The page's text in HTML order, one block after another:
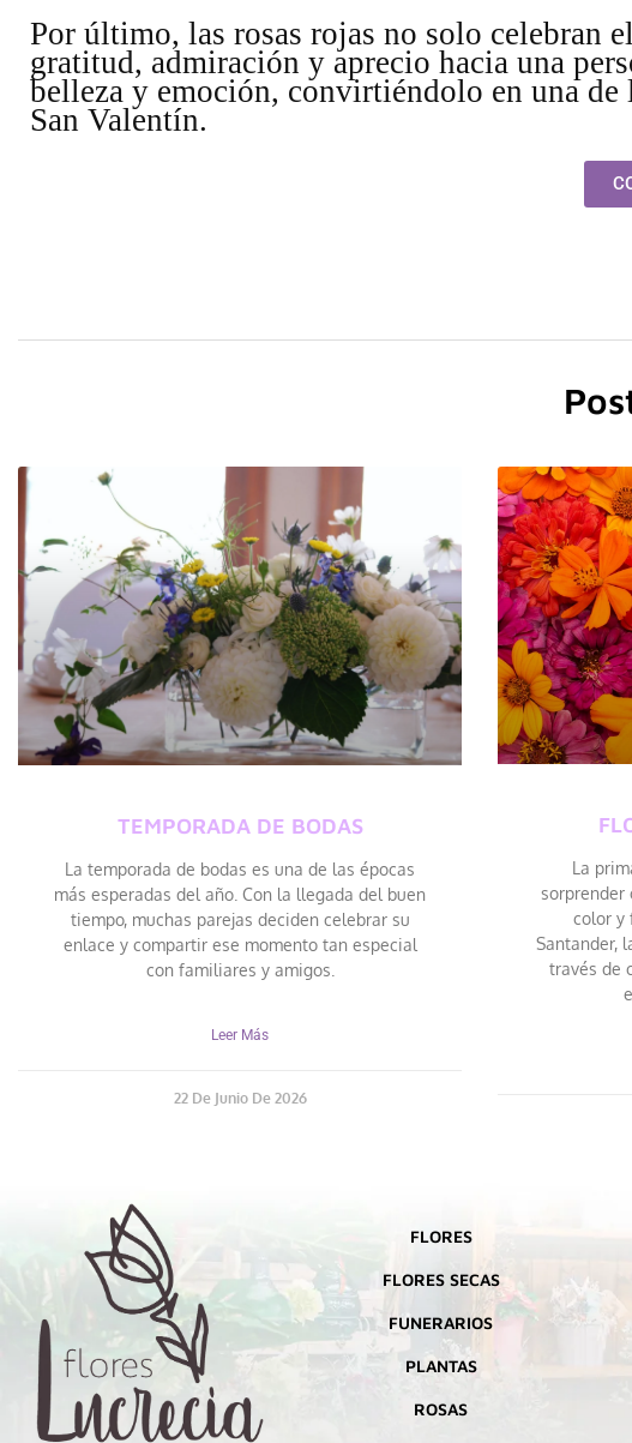
Por último, las rosas rojas no solo celebran
gratitud, admiración y aprecio hacia una
belleza y emoción, convirtiéndolo en una de
San Valentín.
TEMPORADA DE BODAS
La temporada de bodas es una de las épocas
más esperadas del año. Con la llegada del buen
tiempo, muchas parejas deciden celebrar su
enlace y compartir ese momento tan especial
con familiares y amigos.
Leer Más
22 De Junio De 2026
La
sorprender
color y
Santander,
través de
FLORES
FLORES SECAS
FUNERARIOS
PLANTAS
ROSAS